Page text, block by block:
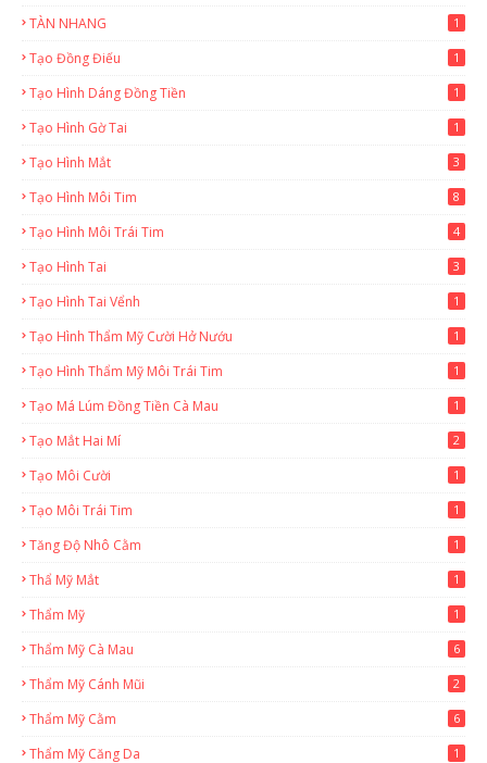
TÀN NHANG 1
Tạo Đồng Điếu 1
Tạo Hình Dáng Đồng Tiền 1
Tạo Hình Gờ Tai 1
Tạo Hình Mắt 3
Tạo Hình Môi Tim 8
Tạo Hình Môi Trái Tim 4
Tạo Hình Tai 3
Tạo Hình Tai Vểnh 1
Tạo Hình Thẩm Mỹ Cười Hở Nướu 1
Tạo Hình Thẩm Mỹ Môi Trái Tim 1
Tạo Má Lúm Đồng Tiền Cà Mau 1
Tạo Mắt Hai Mí 2
Tạo Môi Cười 1
Tạo Môi Trái Tim 1
Tăng Độ Nhô Cằm 1
Thẩ Mỹ Mắt 1
Thẩm Mỹ 1
Thẩm Mỹ Cà Mau 6
Thẩm Mỹ Cánh Mũi 2
Thẩm Mỹ Cằm 6
Thẩm Mỹ Căng Da 1